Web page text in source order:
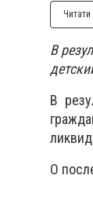
Читати
В
В
О